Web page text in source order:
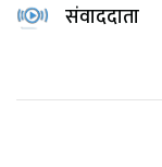
संवाददाता